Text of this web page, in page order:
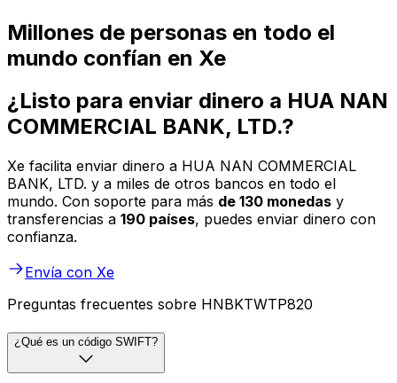
Millones de personas en todo el
mundo confían en Xe
¿Listo para enviar dinero a HUA NAN
COMMERCIAL BANK, LTD.?
Xe facilita enviar dinero a HUA NAN COMMERCIAL
BANK, LTD. y a miles de otros bancos en todo el
mundo. Con soporte para más de 130 monedas y
transferencias a 190 países, puedes enviar dinero con
confianza.
Envía con Xe
Preguntas frecuentes sobre HNBKTWTP820
¿Qué es un código SWIFT?